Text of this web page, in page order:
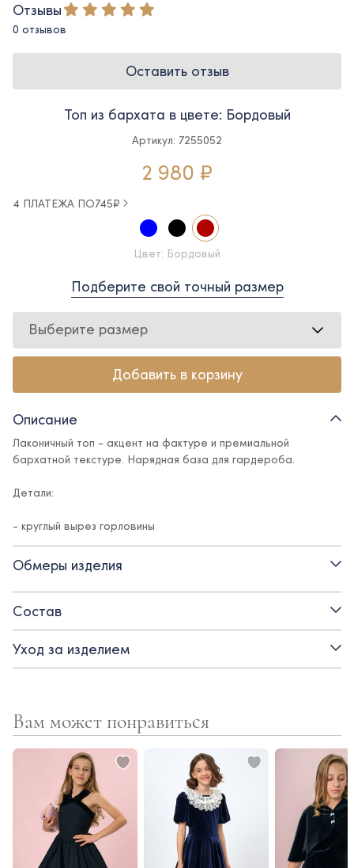
Отзывы
0 отзывов
Оставить отзыв
Топ из бархата в цвете: Бордовый
Артикул: 7255052
2 980 ₽
4 ПЛАТЕЖА ПО745₽
Цвет: Бордовый
Подберите свой точный размер
Выберите размер
Добавить в корзину
Описание
Лаконичный топ - акцент на фактуре и премиальной
бархатной текстуре. Нарядная база для гардероба.
Детали:
- круглый вырез горловины
- премиальный набивной бархат
- без рукавов
Обмеры изделия
Состав
Уход за изделием
Вам может понравиться